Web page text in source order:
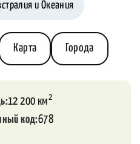
и Океания
Карта Города
12 200 км2
код 678